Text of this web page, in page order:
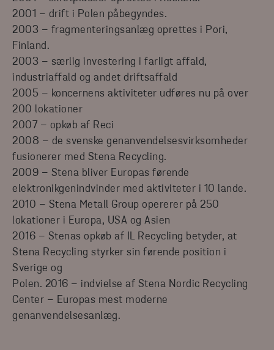
2001 – drift i Polen påbegyndes.
2003 – fragmenteringsanlæg oprettes i Pori,
Finland.
2003 – særlig investering i farligt affald,
industriaffald og andet driftsaffald
2005 – koncernens aktiviteter udføres nu på over
200 lokationer
2007 – opkøb af Reci
2008 – de svenske genanvendelsesvirksomheder
fusionerer med Stena Recycling.
2009 – Stena bliver Europas førende
elektronikgenindvinder med aktiviteter i 10 lande.
2010 – Stena Metall Group opererer på 250
lokationer i Europa, USA og Asien
2016 – Stenas opkøb af IL Recycling betyder, at
Stena Recycling styrker sin førende position i
Sverige og
Polen. 2016 – indvielse af Stena Nordic Recycling
Center – Europas mest moderne
genanvendelsesanlæg.